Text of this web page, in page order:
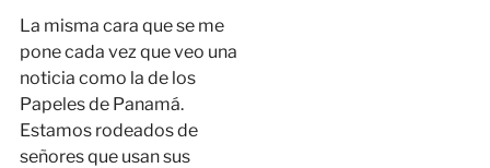
La misma cara que se me
pone cada vez que veo una
noticia como la de los
Papeles de Panamá.
Estamos rodeados de
señores que usan sus